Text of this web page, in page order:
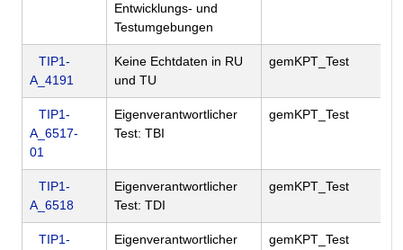
Entwicklungs- und
Testumgebungen
TIP1-
A_4191
Keine Echtdaten in RU
und TU
gemKPT_Test
TIP1-
A_6517-
01
Eigenverantwortlicher
Test: TBI
gemKPT_Test
TIP1-
A_6518
Eigenverantwortlicher
Test: TDI
gemKPT_Test
TIP1-
Eigenverantwortlicher
gemKPT_Test